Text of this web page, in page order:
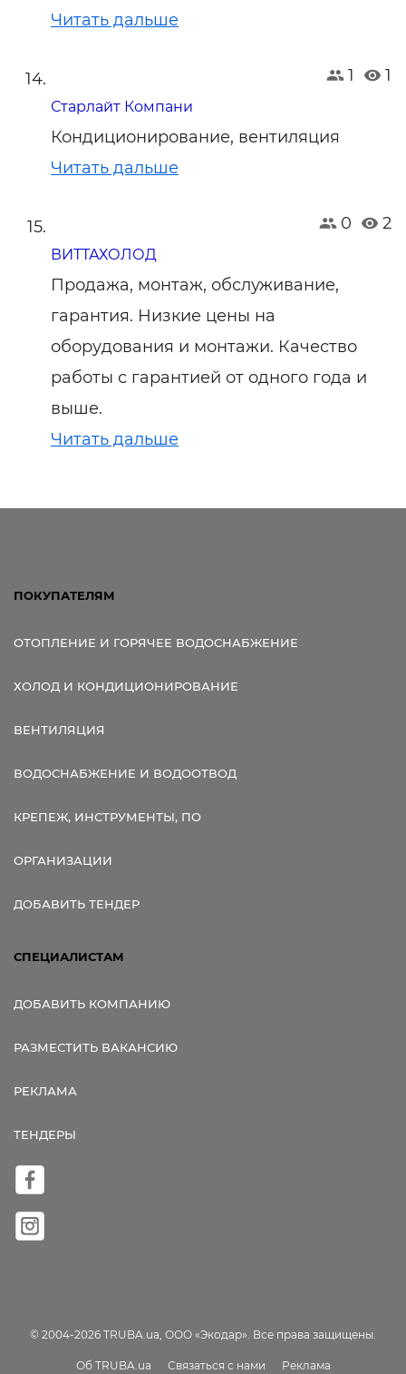
Читать дальше
1 1
Старлайт Компани
Кондиционирование, вентиляция
Читать дальше
0 2
ВИТТАХОЛОД
Продажа, монтаж, обслуживание,
гарантия. Низкие цены на
оборудования и монтажи. Качество
работы с гарантией от одного года и
выше.
Читать дальше
ПОКУПАТЕЛЯМ
ОТОПЛЕНИЕ И ГОРЯЧЕЕ ВОДОСНАБЖЕНИЕ
ХОЛОД И КОНДИЦИОНИРОВАНИЕ
ВЕНТИЛЯЦИЯ
ВОДОСНАБЖЕНИЕ И ВОДООТВОД
КРЕПЕЖ, ИНСТРУМЕНТЫ, ПО
ОРГАНИЗАЦИИ
ДОБАВИТЬ ТЕНДЕР
СПЕЦИАЛИСТАМ
ДОБАВИТЬ КОМПАНИЮ
РАЗМЕСТИТЬ ВАКАНСИЮ
РЕКЛАМА
ТЕНДЕРЫ
© 2004-2026 TRUBA.ua, ООО «Экодар». Все права защищены.
Об TRUBA.ua Связаться с нами Реклама